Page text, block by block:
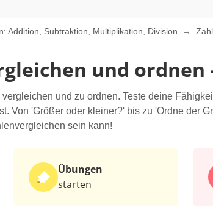
Addition, Subtraktion, Multiplikation, Division
und ordnen
und zu ordnen. Teste deine
Von 'Größer oder kleiner?' bis zu 'Ordne der
sein kann!
Übungen
starten